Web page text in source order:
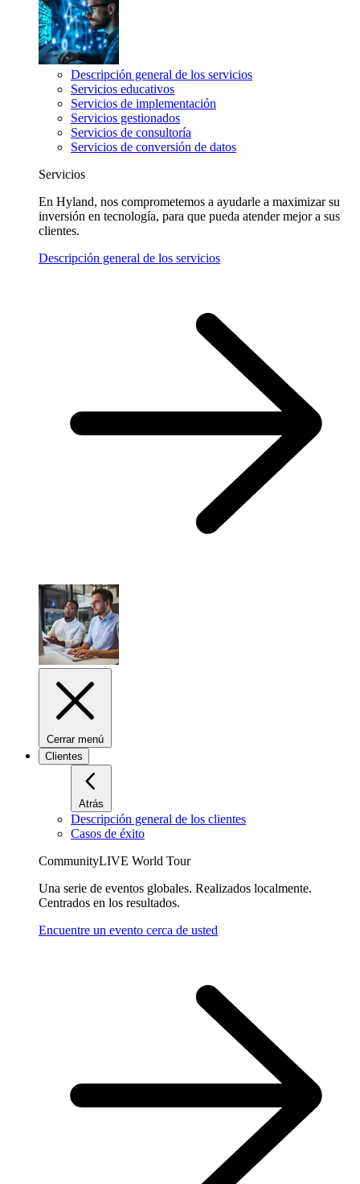
Descripción general de los servicios
Servicios educativos
Servicios de implementación
Servicios gestionados
Servicios de consultoría
Servicios de conversión de datos
Servicios
En Hyland, nos comprometemos a ayudarle a maximizar su
inversión en tecnología, para que pueda atender mejor a sus
clientes.
Descripción general de los servicios
Cerrar menú
Clientes
Atrás
Descripción general de los clientes
Casos de éxito
CommunityLIVE World Tour
Una serie de eventos globales. Realizados localmente.
Centrados en los resultados.
Encuentre un evento cerca de usted